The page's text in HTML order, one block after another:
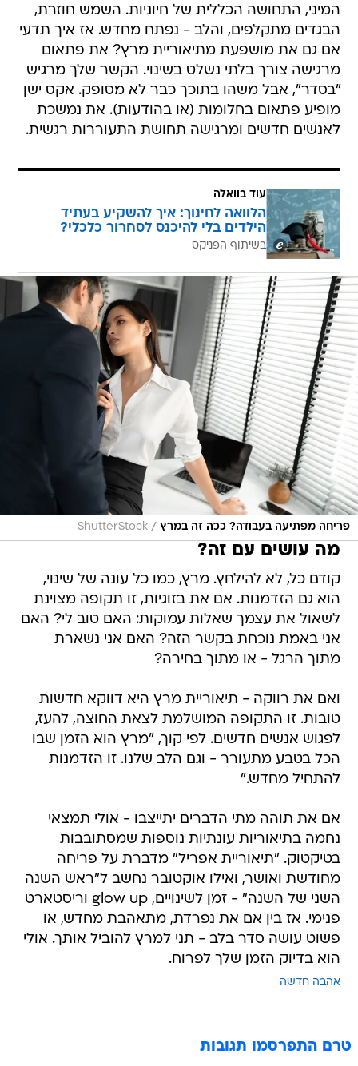
המיני, התחושה הכללית של חיוניות. השמש חוזרת,
הבגדים מתקלפים, והלב - נפתח מחדש. אז איך תדעי
אם גם את מושפעת מתיאוריית מרץ? את פתאום
מרגישה צורך בלתי נשלט בשינוי. הקשר שלך מרגיש
"בסדר", אבל משהו בתוכך כבר לא מסופק. אקס ישן
מופיע פתאום בחלומות (או בהודעות). את נמשכת
לאנשים חדשים ומרגישה תחושת התעוררות רגשית.
עוד בוואלה
הלוואה לחינוך: איך להשקיע בעתיד
הילדים בלי להיכנס לסחרור כלכלי?
בשיתוף הפניקס
פריחה מפתיעה בעבודה? ככה זה במרץ /
ShutterStock
מה עושים עם זה?
קודם כל, לא להילחץ. מרץ, כמו כל עונה של שינוי,
הוא גם הזדמנות. אם את בזוגיות, זו תקופה מצוינת
לשאול את עצמך שאלות עמוקות: האם טוב לי? האם
אני באמת נוכחת בקשר הזה? האם אני נשארת
מתוך הרגל - או מתוך בחירה?
ואם את רווקה - תיאוריית מרץ היא דווקא חדשות
טובות. זו התקופה המושלמת לצאת החוצה, להעז,
לפגוש אנשים חדשים. לפי קוך, "מרץ הוא הזמן שבו
הכל בטבע מתעורר - וגם הלב שלנו. זו הזדמנות
להתחיל מחדש."
אם את תוהה מתי הדברים יתייצבו - אולי תמצאי
נחמה בתיאוריות עונתיות נוספות שמסתובבות
בטיקטוק. "תיאוריית אפריל" מדברת על פריחה
מחודשת ואושר, ואילו אוקטובר נחשב ל"ראש השנה
השני של השנה" - זמן לשינויים, glow up וריסטארט
פנימי. אז בין אם את נפרדת, מתאהבת מחדש, או
פשוט עושה סדר בלב - תני למרץ להוביל אותך. אולי
הוא בדיוק הזמן שלך לפרוח.
אהבה חדשה
טרם התפרסמו תגובות